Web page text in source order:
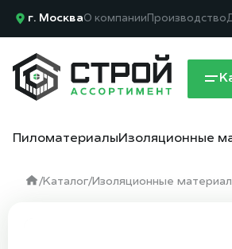
г. МоскваО компании Производство
ПиломатериалыИзоляционные
/Каталог/Изоляционные